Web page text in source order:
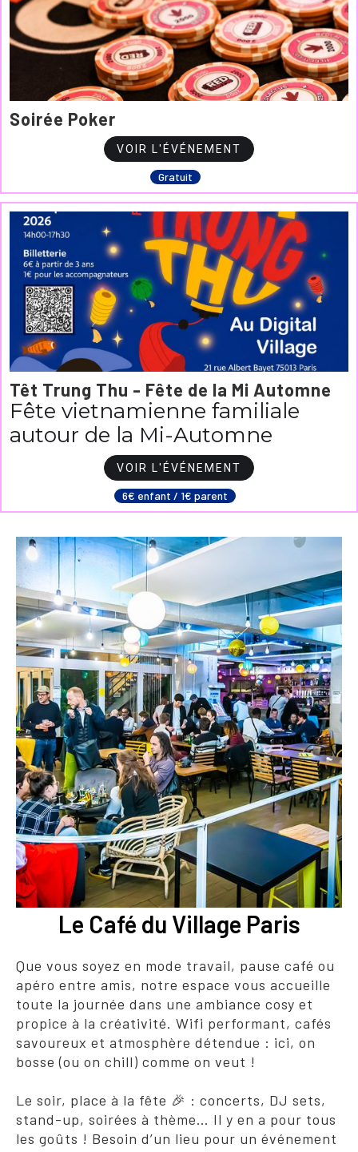
Soirée Poker
VOIR L'ÉVÉNEMENT
Gratuit
Têt Trung Thu - Fête de la Mi Automne
Fête vietnamienne familiale
autour de la Mi-Automne
VOIR L'ÉVÉNEMENT
6€ enfant / 1€ parent
Le Café du Village Paris
Que vous soyez en mode travail, pause café ou
apéro entre amis, notre espace vous accueille
toute la journée dans une ambiance cosy et
propice à la créativité. Wifi performant, cafés
savoureux et atmosphère détendue : ici, on
bosse (ou on chill) comme on veut !
Le soir, place à la fête 🎉 : concerts, DJ sets,
stand-up, soirées à thème… Il y en a pour tous
les goûts ! Besoin d’un lieu pour un événement